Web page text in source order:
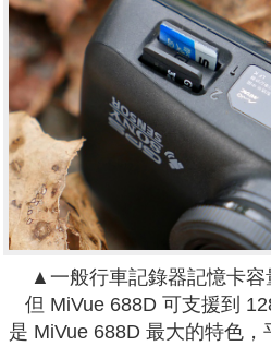
▲ 一般行車記錄器記憶卡容
但 MiVue 688D 可支援到
是 MiVue 688D 最大的特色，